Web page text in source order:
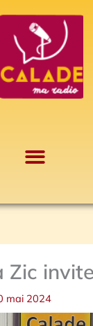
Zic
mai 2024